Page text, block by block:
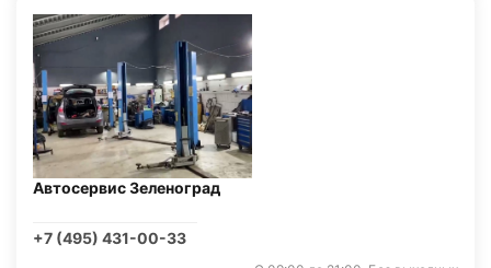
Автосервис Зеленоград
+7 (495) 431-00-33